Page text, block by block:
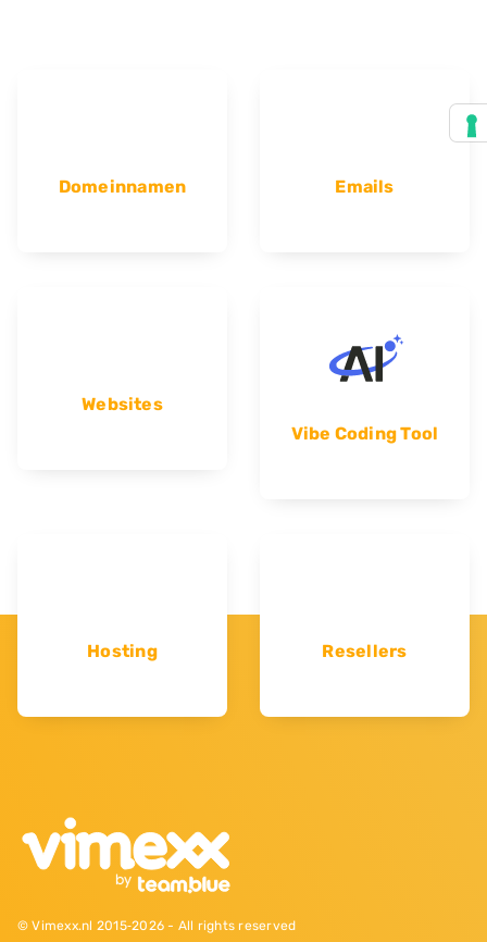
Domeinnamen Emails
Websites
Vibe Coding Tool
Hosting Resellers
© Vimexx.nl 2015‐2026 - All rights reserved